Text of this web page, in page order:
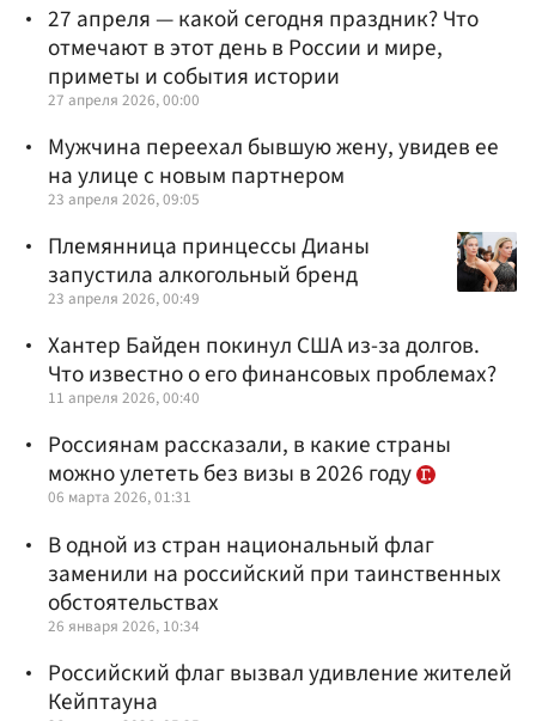
27 апреля — какой сегодня праздник? Что
отмечают в этот день в России и мире,
приметы и события истории
27 апреля 2026, 00:00
Мужчина переехал бывшую жену, увидев ее
на улице с новым партнером
23 апреля 2026, 09:05
Племянница принцессы Дианы
запустила алкогольный бренд
23 апреля 2026, 00:49
Хантер Байден покинул США из-за долгов.
Что известно о его финансовых проблемах?
11 апреля 2026, 00:40
Россиянам рассказали, в какие страны
можно улететь без визы в 2026 году
06 марта 2026, 01:31
В одной из стран национальный флаг
заменили на российский при таинственных
обстоятельствах
26 января 2026, 10:34
Российский флаг вызвал удивление жителей
Кейптауна